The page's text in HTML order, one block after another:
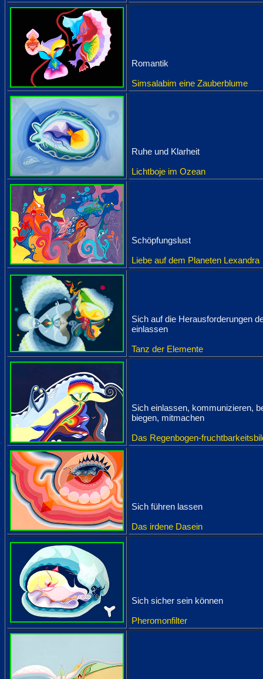
Romantik
Simsalabim eine Zauberblume
Ruhe und Klarheit
Lichtboje im Ozean
Schöpfungslust
Liebe auf dem Planeten Lexandra
Sich auf die Herausforderungen
einlassen
Tanz der Elemente
Sich einlassen, kommunizieren,
biegen, mitmachen
Das Regenbogen-
Sich führen lassen
Das irdene Dasein
Sich sicher sein können
Pheromonfilter